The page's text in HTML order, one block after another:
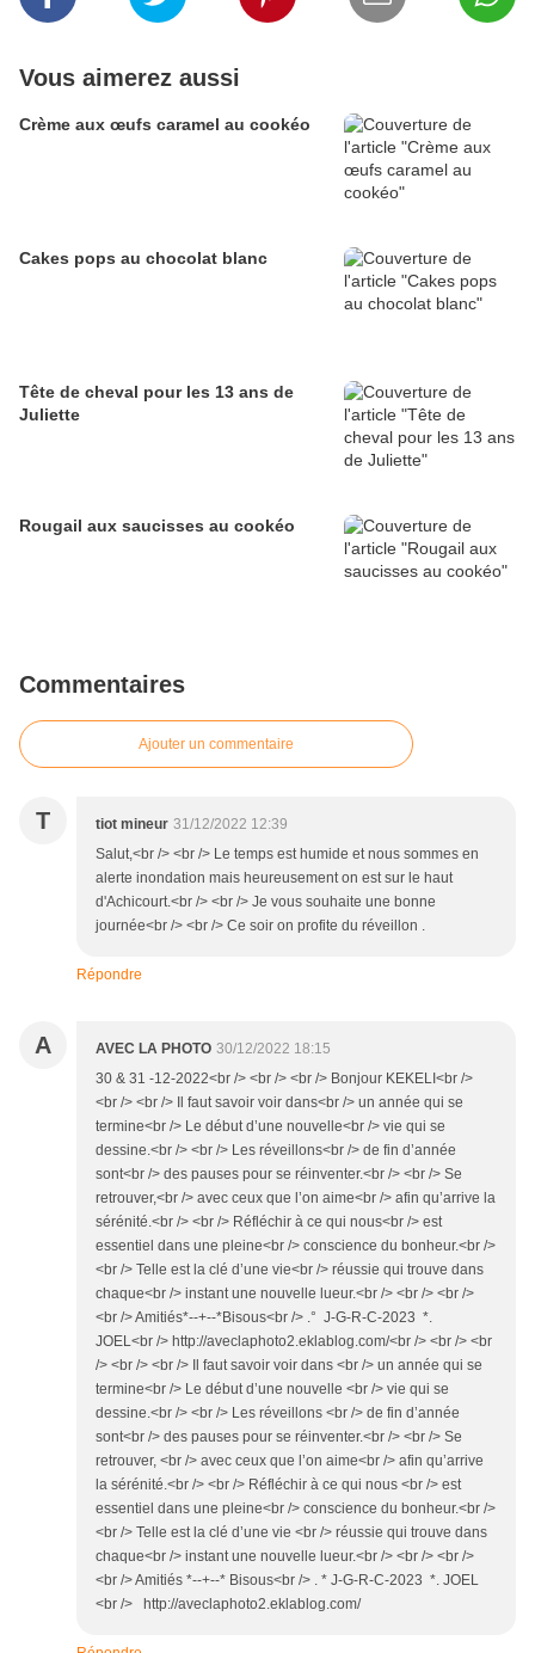
Vous aimerez aussi
Crème aux œufs caramel au cookéo
Cakes pops au chocolat blanc
Tête de cheval pour les 13 ans de
Juliette
Rougail aux saucisses au cookéo
Commentaires
Ajouter un commentaire
T tiot mineur 31/12/2022 12:39
Salut,<br /> <br /> Le temps est humide et nous sommes en
alerte inondation mais heureusement on est sur le haut
d'Achicourt.<br /> <br /> Je vous souhaite une bonne
journée<br /> <br /> Ce soir on profite du réveillon .
Répondre
A AVEC LA PHOTO 30/12/2022 18:15
30 & 31 -12-2022<br /> <br /> <br /> Bonjour KEKELI<br />
<br /> <br /> Il faut savoir voir dans<br /> un année qui se
termine<br /> Le début d’une nouvelle<br /> vie qui se
dessine.<br /> <br /> Les réveillons<br /> de fin d’année
sont<br /> des pauses pour se réinventer.<br /> <br /> Se
retrouver,<br /> avec ceux que l’on aime<br /> afin qu’arrive la
sérénité.<br /> <br /> Réfléchir à ce qui nous<br /> est
essentiel dans une pleine<br /> conscience du bonheur.<br />
<br /> Telle est la clé d’une vie<br /> réussie qui trouve dans
chaque<br /> instant une nouvelle lueur.<br /> <br /> <br />
<br /> Amitiés*--+--*Bisous<br /> .° J-G-R-C-2023 *.
JOEL<br /> http://aveclaphoto2.eklablog.com/<br /> <br /> <br
/> <br /> <br /> Il faut savoir voir dans <br /> un année qui se
termine<br /> Le début d’une nouvelle <br /> vie qui se
dessine.<br /> <br /> Les réveillons <br /> de fin d’année
sont<br /> des pauses pour se réinventer.<br /> <br /> Se
retrouver, <br /> avec ceux que l’on aime<br /> afin qu’arrive
la sérénité.<br /> <br /> Réfléchir à ce qui nous <br /> est
essentiel dans une pleine<br /> conscience du bonheur.<br />
<br /> Telle est la clé d’une vie <br /> réussie qui trouve dans
chaque<br /> instant une nouvelle lueur.<br /> <br /> <br />
<br /> Amitiés *--+--* Bisous<br /> . * J-G-R-C-2023 *. JOEL
<br /> http://aveclaphoto2.eklablog.com/